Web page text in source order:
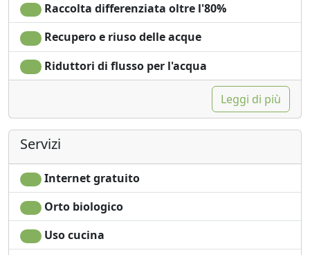
Raccolta differenziata oltre l'80%
Recupero e riuso delle acque
Riduttori di flusso per l'acqua
Leggi di più
Servizi
Internet gratuito
Orto biologico
Uso cucina